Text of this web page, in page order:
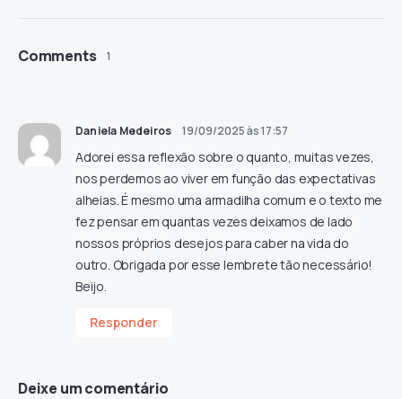
Comments 1
Daniela Medeiros 19/09/2025 às 17:57
Adorei essa reflexão sobre o quanto, muitas vezes,
nos perdemos ao viver em função das expectativas
alheias. É mesmo uma armadilha comum e o texto me
fez pensar em quantas vezes deixamos de lado
nossos próprios desejos para caber na vida do
outro. Obrigada por esse lembrete tão necessário!
Beijo.
Responder
Deixe um comentário